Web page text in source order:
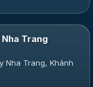
Trang
Nha Trang, Khánh